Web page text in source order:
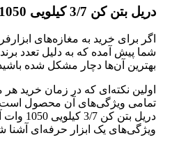
دریل بتن کن 3/7 کیلویی 1050 وات آروا کد 5207
اگر برای خرید به مغازه‌های
شما پیش آمده که به دلیل تعدد
بهترین آن‌ها دچار مشکل شده
اولین نکته‌ای که در زمان خرید
تمامی ویژگی‌های آن محصول است.
ویژگی‌های یک ابزار حرفه‌ای آشنا